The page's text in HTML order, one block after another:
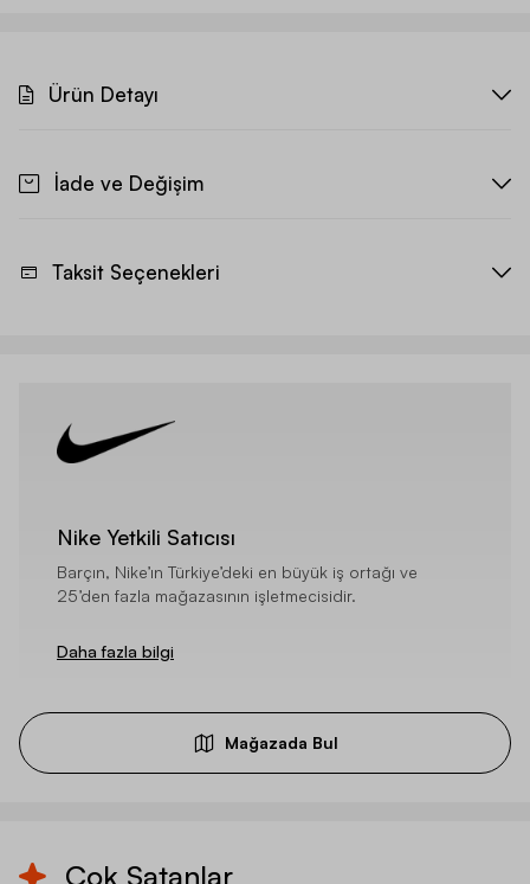
Ürün Detayı
İade ve Değişim
Taksit Seçenekleri
Nike Yetkili Satıcısı
Barçın, Nike’ın Türkiye’deki en büyük iş ortağı ve
25’den fazla mağazasının işletmecisidir.
Daha fazla bilgi
Mağazada Bul
Çok Satanlar